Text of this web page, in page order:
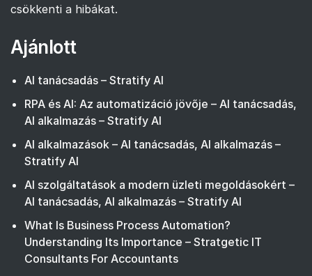
csökkenti a hibákat.
Ajánlott
AI tanácsadás – Stratify AI
RPA és AI: Az automatizáció jövője – AI tanácsadás,
AI alkalmazás – Stratify AI
AI alkalmazások – AI tanácsadás, AI alkalmazás –
Stratify AI
AI szolgáltatások a modern üzleti megoldásokért –
AI tanácsadás, AI alkalmazás – Stratify AI
What Is Business Process Automation?
Understanding Its Importance – Stratgetic IT
Consultants For Accountants